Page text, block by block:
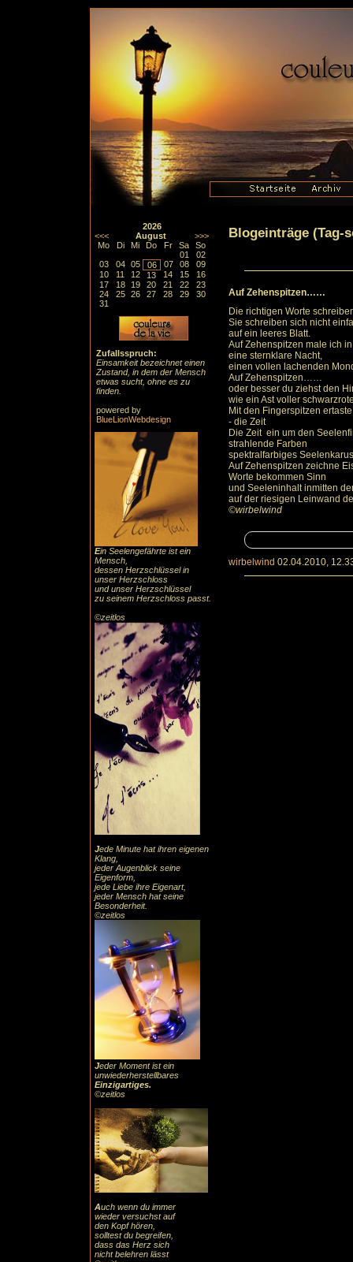
2026
<<<
August
>>>
Mo
Di Mi Do Fr Sa
So
01
02
03
04 05 06 07 08
09
10
11 12 13 14 15
16
17
18 19 20 21 22
23
24
25 26 27 28 29
30
31
Zufallsspruch:
Einsamkeit bezeichnet einen
Zustand, in dem der Mensch
etwas sucht, ohne es zu
finden.
powered by
BlueLionWebdesign
Ein Seelengefährte ist ein
Mensch,
dessen Herzschlüssel in
unser Herzschloss
und unser Herzschlüssel
zu seinem Herzschloss passt.
©zeitlos
Jede Minute hat ihren eigenen
Klang,
jeder Augenblick seine
Eigenform,
jede Liebe ihre Eigenart,
jeder Mensch hat seine
Besonderheit.
©zeitlos
Jeder Moment ist ein
unwiederherstellbares
Einzigartiges.
©zeitlos
Auch wenn du immer
wieder versuchst auf
den Kopf hören,
solltest du begreifen,
dass das Herz sich
nicht belehren lässt
Blogeinträge (Tag-
Auf Zehenspitzen……
Die richtigen Worte
Sie schreiben sich nicht
auf ein leeres Blatt.
Auf Zehenspitzen male ich
eine sternklare Nacht,
einen vollen lachenden
Auf Zehenspitzen……
oder besser du ziehst den
wie ein Ast voller
Mit den Fingerspitzen
- die Zeit
Die Zeit ein um den
strahlende Farben
spektralfarbiges
Auf Zehenspitzen zeichne
Worte bekommen Sinn
und Seeleninhalt inmitten
auf der riesigen Leinwand
©wirbelwind
wirbelwind 02.04.2010,